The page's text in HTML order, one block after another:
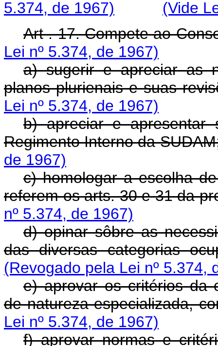
5.374, de 1967)
(Vide
Art . 17. Compete ao
Lei nº 5.374, de 1967)
a) sugerir e apreciar as
planos plurienais e suas
Lei nº 5.374, de 1967)
b) apreciar e apresentar
Regimento Interno da
de 1967)
c) homologar a escolha
referem os arts. 30 e 31 da
nº 5.374, de 1967)
d) opinar sôbre as
das diversas categorias
(Revogado pela Lei nº 5.374,
e) aprovar os critérios da
de natureza especializada,
Lei nº 5.374, de 1967)
f) aprovar normas e